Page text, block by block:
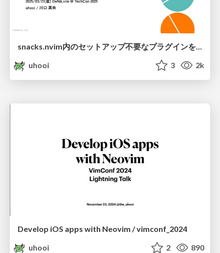
uhooi
3 2k
Develop iOS apps with Neovim / vimconf_2024
uhooi
2 890